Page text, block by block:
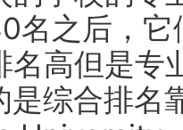
名之后，它
名高但是专
综合排名